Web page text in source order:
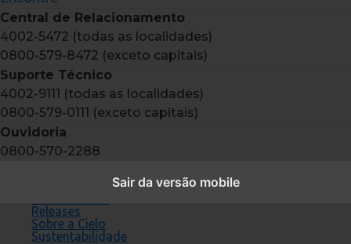
Central de Relacionamento
4002-5472 (todas as localidades)
0800-579-8472 (exceto capitais)
Suporte Técnico
4002-9111 (todas as localidades)
0800-579-0111 (exceto capitais)
Ouvidoria
0800-570-2288
Sair da versão mobile
Cartões aceitos
Releases
Sobre a Cielo
Sustentabilidade